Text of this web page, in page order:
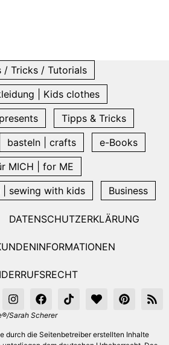
/ Tricks / Tutorials
| Kids clothes
Tipps & Tricks
basteln | crafts
e-Books
MICH | for ME
| sewing with kids
Business
DATENSCHUTZERKLÄRUNG
Sarah Scherer
durch die Seitenbetreiber erstellten Inhalte